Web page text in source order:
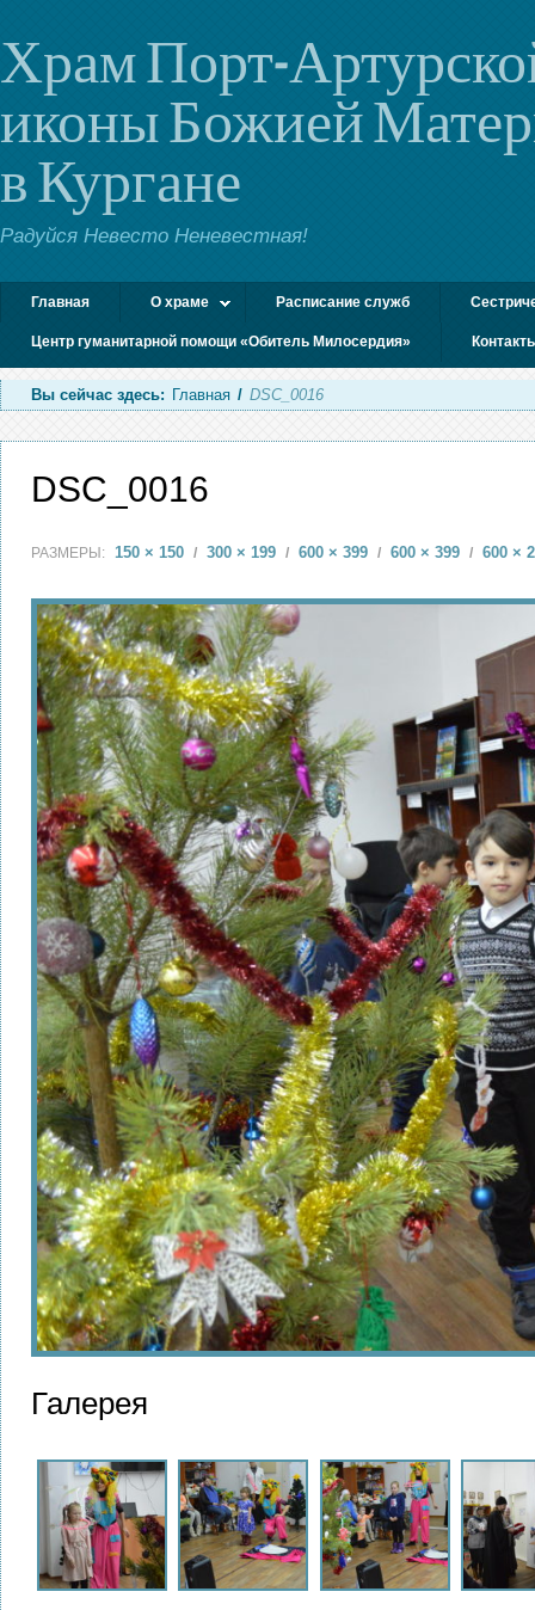
Храм Порт-
иконы Божией
в Кургане
Радуйся Невесто Неневестная!
Главная О храме Расписание служб
Центр гуманитарной помощи «Обитель Милосердия»
Вы сейчас здесь: Главная / DSC_0016
DSC_0016
РАЗМЕРЫ: 150 × 150 / 300 × 199 / 600 × 399 / 600 × 399 / 600 ×
Галерея